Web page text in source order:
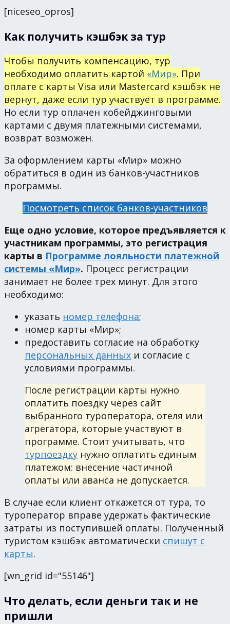
[niceseo_opros]
Как получить кэшбэк за тур
Чтобы получить компенсацию, тур
необходимо оплатить картой «Мир». При
оплате с карты Visa или Mastercard кэшбэк не
вернут, даже если тур участвует в программе.
Но если тур оплачен кобейджинговыми
картами с двумя платежными системами,
возврат возможен.
За оформлением карты «Мир» можно
обратиться в один из банков-участников
программы.
Посмотреть список банков-участников
Еще одно условие, которое предъявляется к
участникам программы, это регистрация
карты в Программе лояльности платежной
системы «Мир». Процесс регистрации
занимает не более трех минут. Для этого
необходимо:
указать номер телефона;
номер карты «Мир»;
предоставить согласие на обработку
персональных данных и согласие с
условиями программы.
После регистрации карты нужно
оплатить поездку через сайт
выбранного туроператора, отеля или
агрегатора, которые участвуют в
программе. Стоит учитывать, что
турпоездку нужно оплатить единым
платежом: внесение частичной
оплаты или аванса не допускается.
В случае если клиент откажется от тура, то
туроператор вправе удержать фактические
затраты из поступившей оплаты. Полученный
туристом кэшбэк автоматически спишут с
карты.
[wn_grid id="55146"]
Что делать, если деньги так и не
пришли